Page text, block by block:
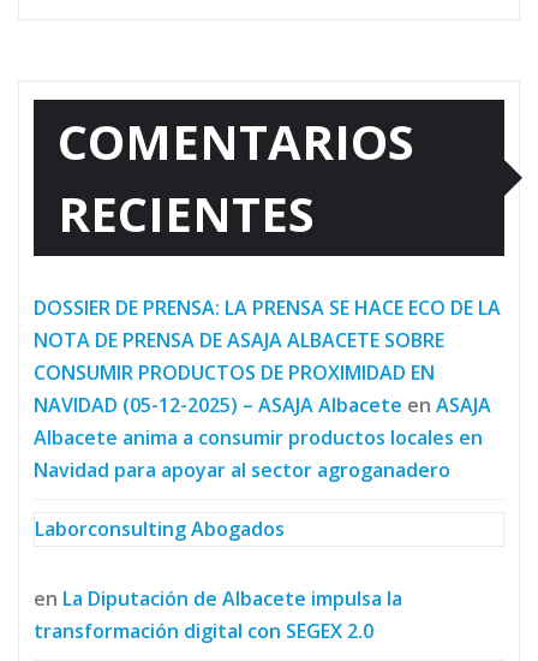
COMENTARIOS
RECIENTES
DOSSIER DE PRENSA: LA PRENSA SE HACE ECO DE LA
NOTA DE PRENSA DE ASAJA ALBACETE SOBRE
CONSUMIR PRODUCTOS DE PROXIMIDAD EN
NAVIDAD (05-12-2025) – ASAJA Albacete en ASAJA
Albacete anima a consumir productos locales en
Navidad para apoyar al sector agroganadero
Laborconsulting Abogados
en La Diputación de Albacete impulsa la
transformación digital con SEGEX 2.0